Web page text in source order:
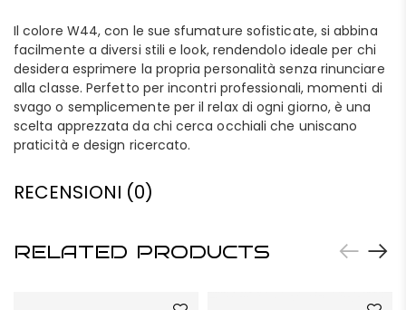
Il colore W44, con le sue sfumature sofisticate, si abbina
facilmente a diversi stili e look, rendendolo ideale per chi
desidera esprimere la propria personalità senza rinunciare
alla classe. Perfetto per incontri professionali, momenti di
svago o semplicemente per il relax di ogni giorno, è una
scelta apprezzata da chi cerca occhiali che uniscano
praticità e design ricercato.
RECENSIONI (0)
RELATED PRODUCTS